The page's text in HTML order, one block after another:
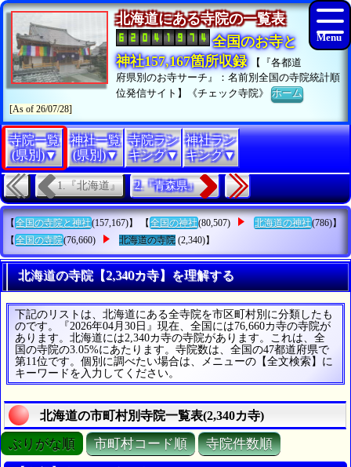
北海道にある寺院の一覧表
全国のお寺と
神社157,167箇所収録
【『各都道
府県別のお寺サーチ』：名前別全国の寺院統計順
位発信サイト】《チェック寺院》ホーム
[As of 26/07/28]
寺院一覧
(県別)▼
神社一覧
(県別)▼
寺院ラン
キング▼
神社ラン
キング▼
1.『北海道』 2.『青森県』
【 全国の寺院と神社(157,167)】 【 全国の神社(80,507) 北海道の神社(786)】
【 全国の寺院(76,660) 北海道の寺院 (2,340)】
北海道の寺院【2,340カ寺】を理解する
下記のリストは、北海道にある全寺院を市区町村別に分類したも
のです。『2026年04月30日』現在、全国には76,660カ寺の寺院が
あります。北海道には2,340カ寺の寺院があります。これは、全
国の寺院の3.05%にあたります。寺院数は、全国の47都道府県で
第11位です。個別に調べたい場合は、メニューの【全文検索】に
キーワードを入力してください。
北海道の市町村別寺院一覧表(2,340カ寺)
ぶりがな順 市町村コード順 寺院件数順